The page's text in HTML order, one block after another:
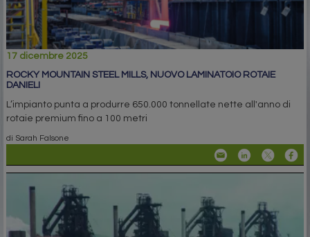
17 dicembre 2025
ROCKY MOUNTAIN STEEL MILLS, NUOVO LAMINATOIO ROTAIE
DANIELI
L’impianto punta a produrre 650.000 tonnellate nette all'anno di
rotaie premium fino a 100 metri
di Sarah Falsone